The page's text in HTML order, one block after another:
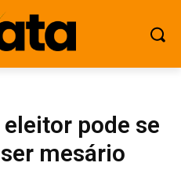
pode se
mesário